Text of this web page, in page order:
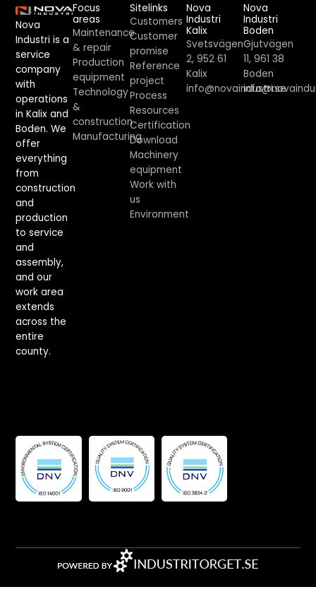
Nova
Industri is a
service
company
with
operations
in Kalix and
Boden. We
offer
everything
from
construction
and
production
to service
and
assembly,
and our
work area
extends
across the
entire
county.
Focus
areas
Maintenance
& repair
Production
equipment
Technology
&
construction
Manufacturing
Sitelinks
Customers
Customer
promise
Reference
project
Process
Resources
Certification
Download
Machinery
equipment
Work with
us
Environment
Nova
Industri
Kalix
Svetsvägen
2, 952 61
Kalix
info@novaindustri.se
Nova
Industri
Boden
Gjutvägen
11, 961 38
Boden